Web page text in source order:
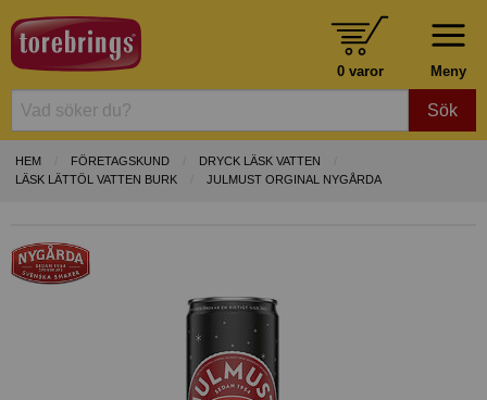
Meny
0 varor
Sök
HEM FÖRETAGSKUND
DRYCK LÄSK VATTEN
LÄSK LÄTTÖL VATTEN BURK
JULMUST ORGINAL NYGÅRDA